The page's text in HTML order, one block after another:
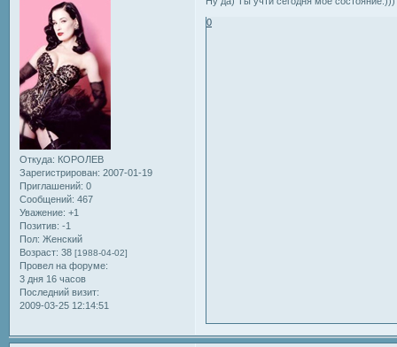
Откуда: КОРОЛЕВ
Зарегистрирован: 2007-01-19
Приглашений: 0
Сообщений: 467
Уважение: +1
Позитив: -1
Пол: Женский
Возраст: 38 [1988-04-02]
Провел на форуме:
3 дня 16 часов
Последний визит:
2009-03-25 12:14:51
0